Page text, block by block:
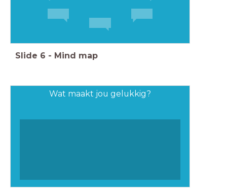
Slide 6 - Mind map
Wat maakt jou gelukkig?